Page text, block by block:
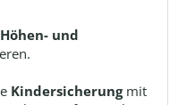
Höhen- und
Kindersicherungmit